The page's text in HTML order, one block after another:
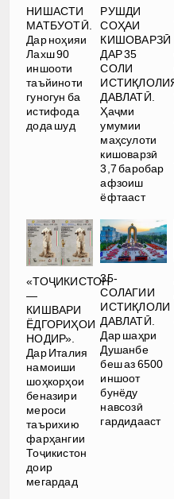
НИШАСТИ
МАТБУОТӢ.
Дар ноҳияи
Лахш 90
иншооти
таъйиноти
гуногун ба
истифода
дода шуд
РУШДИ
СОҲАИ
КИШОВАРЗӢ
ДАР 35
СОЛИ
ДАВЛАТӢ.
Ҳаҷми
умумии
маҳсулоти
кишоварзӣ
3,7 баробар
афзоиш
ёфтааст
«ТОҶИКИСТОН
—
КИШВАРИ
ЁДГОРИҲОИ
НОДИР».
Дар Италия
намоиши
шоҳкорҳои
беназири
мероси
таърихию
фарҳангии
Тоҷикистон
доир
мегардад
35-
СОЛАГИИ
ИСТИҚЛОЛИ
ДАВЛАТӢ.
Дар шаҳри
Душанбе
беш аз 6500
иншоот
бунёду
навсозӣ
гардидааст